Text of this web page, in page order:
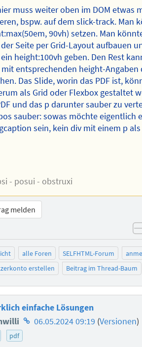
muss weiter oben im DOM etwas
bspw. auf dem slick-track. Man
90vh) setzen. Man
Seite per Grid-Layout aufbauen
height:100vh geben. Den Rest
entsprechenden height-Angaben
Das Slide, worin das PDF ist,
als Grid oder Flexbox gestaltet
und das p darunter sauber zu
sauber: sowas möchte eigentlich
sein, kein div mit einem p
- posui - obstruxi
melden
alle Foren SELFHTML-Forum
erstellen
Beitrag im Thread-Baum
einfache Lösungen
Homepage
des
06.05.2024 09:19 (Versionen)
pdf